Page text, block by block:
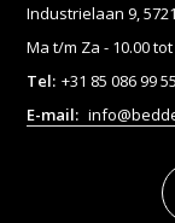
Industrielaan 9,
Ma t/m Za - 10.00 tot
Tel: +31 85 086 99 55
E-mail: